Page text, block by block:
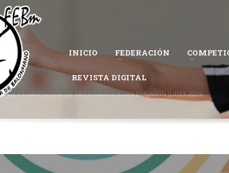
EXTREMEÑA DE BALONMANO
afiliación Recibirás un
solicitud, es posible que la Federación te pueda solicitar
contacta con nosotrosy te ayudaremos en el proceso.
INICIO FEDERACIÓN
REVISTA DIGITAL
DE COMPETICIÓN DE LAS CONVIVENCIAS BENJAMIN JUDEX 2026